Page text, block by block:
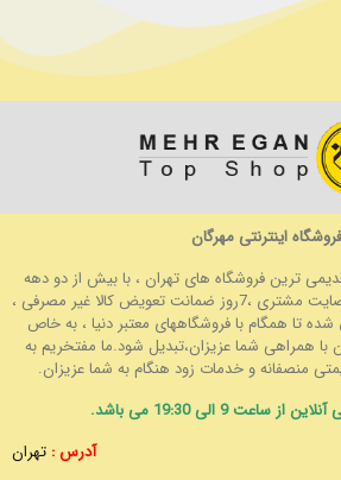
فروشگاه اینترنتی مهرگان
ترین فروشگاه های تهران ، با بیش از دو دهه
تجربه ، با پایبندی به اصول رضایت مشتری ،7روز ضمانت تعویض کالا غیر مصرفی ،
تا همگام با فروشگاههای معتبر دنیا ، به خاص
با همراهی شما عزیزان،تبدیل شود.ما مفتخریم به
منصفانه و خدمات زود هنگام به شما عزیزان.
ساعت 9 الی 19:30 می باشد.
آدرس : تهران